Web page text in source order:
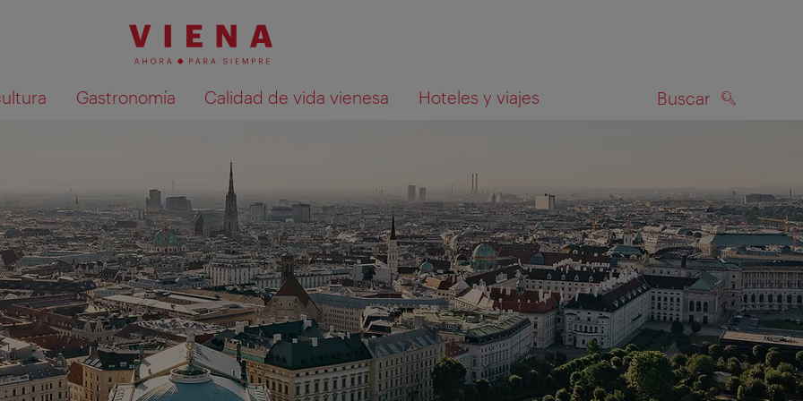
Gastronomía Calidad de vida vienesa Hoteles y viajes Buscar